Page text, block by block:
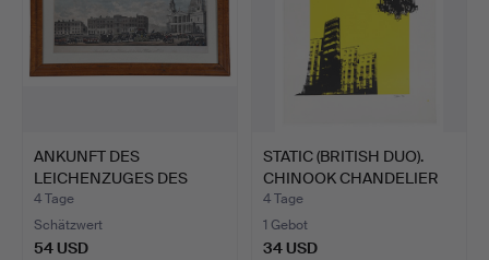
ANKUNFT DES
LEICHENZUGES DES
VERSTORBENEN …
4 Tage
Schätzwert
54 USD
STATIC (BRITISH DUO).
CHINOOK CHANDELIER
S…
4 Tage
1 Gebot
34 USD